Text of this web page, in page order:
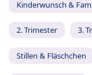
Kinderwunsch &
2. Trimester 3.
Stillen & Fläschchen